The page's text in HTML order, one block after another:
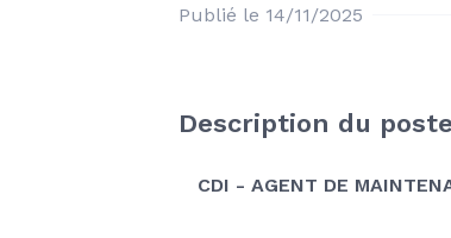
Publié le 14/11/2025
Description du poste
CDI - AGENT DE